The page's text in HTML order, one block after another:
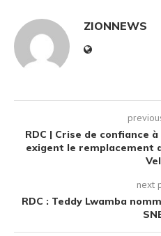
ZIONNEWS
RDC | Crise de confiance
exigent le remplacement
next
RDC : Teddy Lwamba